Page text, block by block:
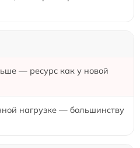
— ресурс как у новой
нагрузке — большинству